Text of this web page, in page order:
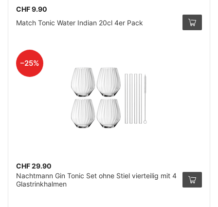
CHF 9.90
Match Tonic Water Indian 20cl 4er Pack
–25%
CHF 29.90
Nachtmann Gin Tonic Set ohne Stiel vierteilig mit 4
Glastrinkhalmen